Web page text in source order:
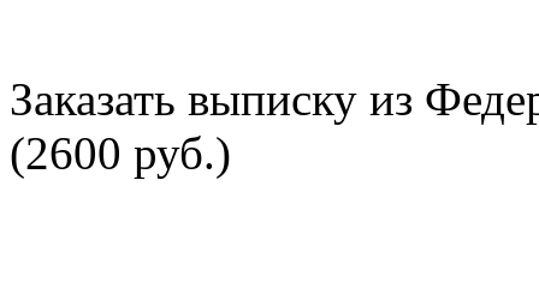
Заказать выписку из
(2600 руб.)